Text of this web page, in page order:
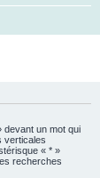
devant un mot qui
verticales
« * »
recherches